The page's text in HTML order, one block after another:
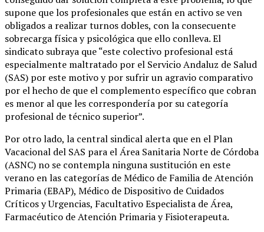
supone que los profesionales que están en activo se ven
obligados a realizar turnos dobles, con la consecuente
sobrecarga física y psicológica que ello conlleva. El
sindicato subraya que “este colectivo profesional está
especialmente maltratado por el Servicio Andaluz de Salud
(SAS) por este motivo y por sufrir un agravio comparativo
por el hecho de que el complemento específico que cobran
es menor al que les correspondería por su categoría
profesional de técnico superior”.
Por otro lado, la central sindical alerta que en el Plan
Vacacional del SAS para el Área Sanitaria Norte de Córdoba
(ASNC) no se contempla ninguna sustitución en este
verano en las categorías de Médico de Familia de Atención
Primaria (EBAP), Médico de Dispositivo de Cuidados
Críticos y Urgencias, Facultativo Especialista de Área,
Farmacéutico de Atención Primaria y Fisioterapeuta.